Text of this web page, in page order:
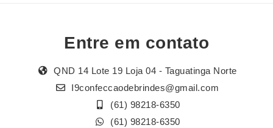
Entre em contato
QND 14 Lote 19 Loja 04 - Taguatinga Norte
I9confeccaodebrindes@gmail.com
(61) 98218-6350
(61) 98218-6350